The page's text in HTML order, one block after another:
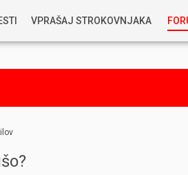
VPRAŠAJ STROKOVNJAKA
KOSTJA PRIHODA